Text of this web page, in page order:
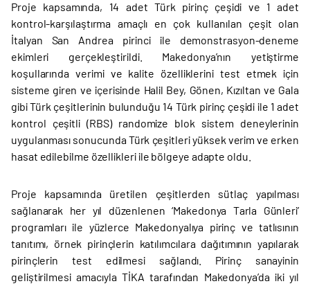
Proje kapsamında, 14 adet Türk pirinç çeşidi ve 1 adet
kontrol-karşılaştırma amaçlı en çok kullanılan çeşit olan
İtalyan San Andrea pirinci ile demonstrasyon-deneme
ekimleri gerçekleştirildi. Makedonya’nın yetiştirme
koşullarında verimi ve kalite özelliklerini test etmek için
sisteme giren ve içerisinde Halil Bey, Gönen, Kızıltan ve Gala
gibi Türk çeşitlerinin bulunduğu 14 Türk pirinç çeşidi ile 1 adet
kontrol çeşitli (RBS) randomize blok sistem deneylerinin
uygulanması sonucunda Türk çeşitleri yüksek verim ve erken
hasat edilebilme özellikleri ile bölgeye adapte oldu.
Proje kapsamında üretilen çeşitlerden sütlaç yapılması
sağlanarak her yıl düzenlenen ‘Makedonya Tarla Günleri’
programları ile yüzlerce Makedonyalıya pirinç ve tatlısının
tanıtımı, örnek pirinçlerin katılımcılara dağıtımının yapılarak
pirinçlerin test edilmesi sağlandı. Pirinç sanayinin
geliştirilmesi amacıyla TİKA tarafından Makedonya’da iki yıl